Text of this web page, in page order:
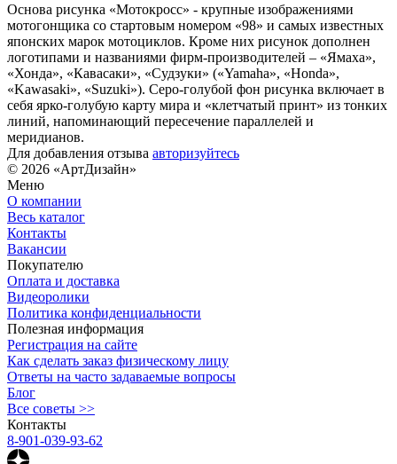
Основа рисунка «Мотокросс» - крупные изображениями
мотогонщика со стартовым номером «98» и самых известных
японских марок мотоциклов. Кроме них рисунок дополнен
логотипами и названиями фирм-производителей – «Ямаха»,
«Хонда», «Кавасаки», «Судзуки» («Yamaha», «Honda»,
«Kawasaki», «Suzuki»). Серо-голубой фон рисунка включает в
себя ярко-голубую карту мира и «клетчатый принт» из тонких
линий, напоминающий пересечение параллелей и
меридианов.
Для добавления отзыва авторизуйтесь
© 2026 «АртДизайн»
Меню
О компании
Весь каталог
Контакты
Вакансии
Покупателю
Оплата и доставка
Видеоролики
Политика конфиденциальности
Полезная информация
Регистрация на сайте
Как сделать заказ физическому лицу
Ответы на часто задаваемые вопросы
Блог
Все советы >>
Контакты
8-901-039-93-62